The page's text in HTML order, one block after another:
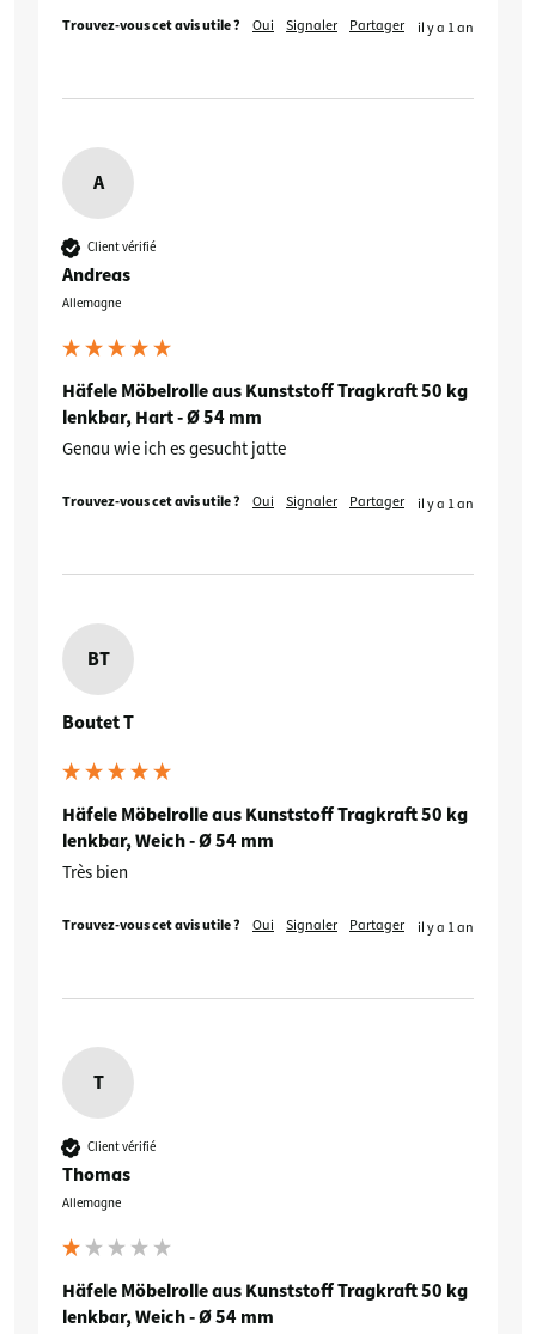
Trouvez-vous cet avis utile ? Oui Signaler Partager il y a 1 an
A
Client vérifié
Andreas
Allemagne
Häfele Möbelrolle aus Kunststoff Tragkraft 50 kg
lenkbar, Hart - Ø 54 mm
Genau wie ich es gesucht jatte
Trouvez-vous cet avis utile ? Oui Signaler Partager il y a 1 an
BT
Boutet T
Häfele Möbelrolle aus Kunststoff Tragkraft 50 kg
lenkbar, Weich - Ø 54 mm
Très bien
Trouvez-vous cet avis utile ? Oui Signaler Partager il y a 1 an
T
Client vérifié
Thomas
Allemagne
Häfele Möbelrolle aus Kunststoff Tragkraft 50 kg
lenkbar, Weich - Ø 54 mm